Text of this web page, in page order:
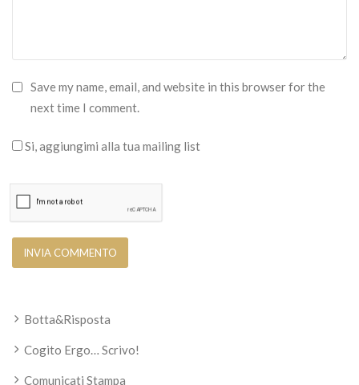
Save my name, email, and website in this browser for the
next time I comment.
Si, aggiungimi alla tua mailing list
Botta&Risposta
Cogito Ergo… Scrivo!
Comunicati Stampa